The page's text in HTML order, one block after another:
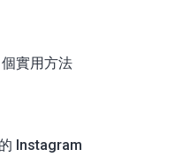
實用方法
Instagram